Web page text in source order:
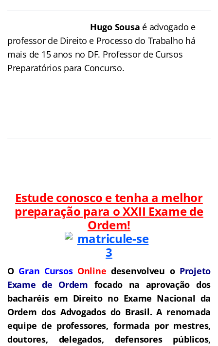
Hugo Sousa é advogado e
professor de Direito e Processo do Trabalho há
mais de 15 anos no DF. Professor de Cursos
Preparatórios para Concurso.
Estude conosco e tenha a melhor
preparação para oXXII Exame de
Ordem!
O Gran Cursos Online desenvolveu o Projeto
Exame de Ordem focado na aprovação dos
bacharéis em Direito no Exame Nacional da
Ordem dos Advogados do Brasil. A renomada
equipe de professores, formada por mestres,
doutores, delegados, defensores públicos,